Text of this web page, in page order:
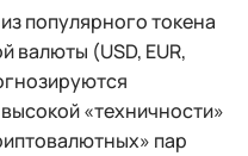
популярного токена
валюты (USD, EUR,
«техничности»
пар